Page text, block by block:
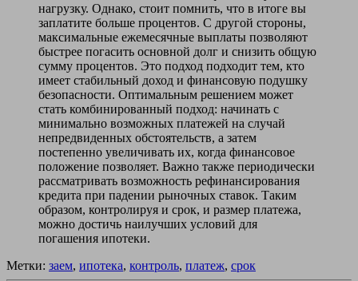
нагрузку. Однако, стоит помнить, что в итоге вы
заплатите больше процентов. С другой стороны,
максимальные ежемесячные выплаты позволяют
быстрее погасить основной долг и снизить общую
сумму процентов. Это подход подходит тем, кто
имеет стабильный доход и финансовую подушку
безопасности. Оптимальным решением может
стать комбинированный подход: начинать с
минимально возможных платежей на случай
непредвиденных обстоятельств, а затем
постепенно увеличивать их, когда финансовое
положение позволяет. Важно также периодически
рассматривать возможность рефинансирования
кредита при падении рыночных ставок. Таким
образом, контролируя и срок, и размер платежа,
можно достичь наилучших условий для
погашения ипотеки.
Метки: заем, ипотека, контроль, платеж, срок